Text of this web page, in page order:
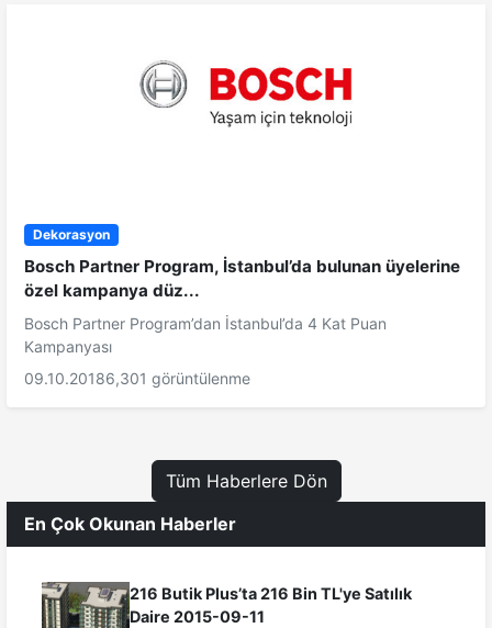
Dekorasyon
Bosch Partner Program, İstanbul’da bulunan üyelerine
özel kampanya düz...
Bosch Partner Program’dan İstanbul’da 4 Kat Puan
Kampanyası
09.10.20186,301 görüntülenme
Tüm Haberlere Dön
En Çok Okunan Haberler
216 Butik Plus’ta 216 Bin TL'ye Satılık
Daire 2015-09-11